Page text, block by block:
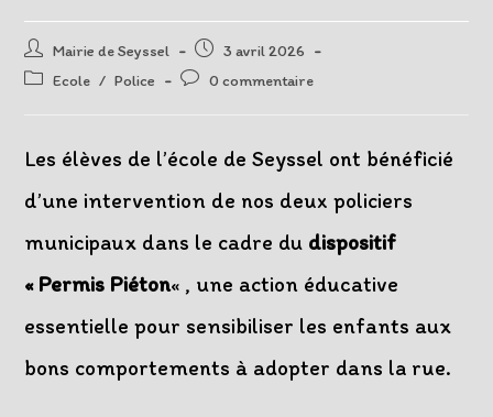
Auteur/autrice
de
Mairie de Seyssel
Post
published:
3 avril 2026
PostEcole / Police
Post0 commentaire
Les élèves de l’école de Seyssel ont bénéficié
d’une intervention de nos deux policiers
municipaux dans le cadre du dispositif
« Permis Piéton« , une action éducative
essentielle pour sensibiliser les enfants aux
bons comportements à adopter dans la rue.